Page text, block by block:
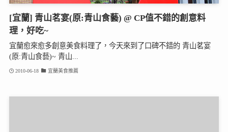
[宜蘭] 青山茗宴(原:青山食藝) @ CP值不錯的創意料
理，好吃~
宜蘭愈來愈多創意美食料理了，今天來到了口碑不錯的 青山茗宴
(原:青山食藝)~ 青山...
2010-06-18 宜蘭美食推薦